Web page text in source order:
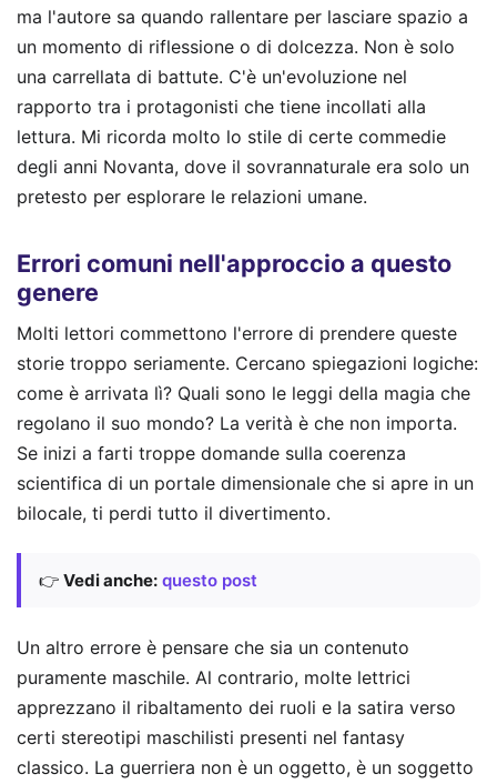
ma l'autore sa quando rallentare per lasciare spazio a
un momento di riflessione o di dolcezza. Non è solo
una carrellata di battute. C'è un'evoluzione nel
rapporto tra i protagonisti che tiene incollati alla
lettura. Mi ricorda molto lo stile di certe commedie
degli anni Novanta, dove il sovrannaturale era solo un
pretesto per esplorare le relazioni umane.
Errori comuni nell'approccio a questo
genere
Molti lettori commettono l'errore di prendere queste
storie troppo seriamente. Cercano spiegazioni logiche:
come è arrivata lì? Quali sono le leggi della magia che
regolano il suo mondo? La verità è che non importa.
Se inizi a farti troppe domande sulla coerenza
scientifica di un portale dimensionale che si apre in un
bilocale, ti perdi tutto il divertimento.
👉 Vedi anche: questo post
Un altro errore è pensare che sia un contenuto
puramente maschile. Al contrario, molte lettrici
apprezzano il ribaltamento dei ruoli e la satira verso
certi stereotipi maschilisti presenti nel fantasy
classico. La guerriera non è un oggetto, è un soggetto